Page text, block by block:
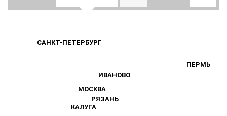
МОСКВА
САНКТ-ПЕТЕРБУРГ
ИВАНОВО
КАЛУГА
ПЕРМЬ
РЯЗАНЬ
МОСКВА
САНКТ-ПЕТЕРБУРГ
ИВАНОВО
КАЛУГА
ПЕРМЬ
РЯЗАНЬ